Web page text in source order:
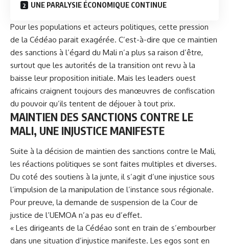
UNE PARALYSIE ÉCONOMIQUE CONTINUE
Pour les populations et acteurs politiques, cette pression
de la Cédéao parait exagérée. C’est-à-dire que ce maintien
des sanctions à l’égard du Mali n’a plus sa raison d’être,
surtout que les autorités de la transition ont revu à la
baisse leur proposition initiale. Mais les leaders ouest
africains craignent toujours des manœuvres de confiscation
du pouvoir qu’ils tentent de déjouer à tout prix.
MAINTIEN DES SANCTIONS CONTRE LE
MALI, UNE INJUSTICE MANIFESTE
Suite à la décision de maintien des sanctions contre le Mali,
les réactions politiques se sont faites multiples et diverses.
Du coté des soutiens à la junte, il s’agit d’une injustice sous
l’impulsion de la manipulation de l’instance sous régionale.
Pour preuve, la demande de suspension de la Cour de
justice de l’UEMOA n’a pas eu d’effet.
« Les dirigeants de la Cédéao sont en train de s’embourber
dans une situation d’injustice manifeste. Les egos sont en